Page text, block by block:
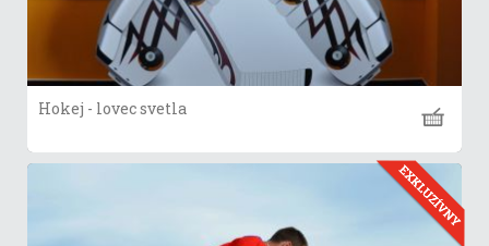
Hokej - lovec svetla